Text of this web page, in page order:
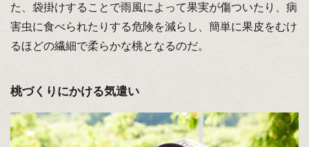
た、袋掛けすることで雨風によって果実が傷ついたり、病
害虫に食べられたりする危険を減らし、簡単に果皮をむけ
るほどの繊細で柔らかな桃となるのだ。
桃づくりにかける気遣い